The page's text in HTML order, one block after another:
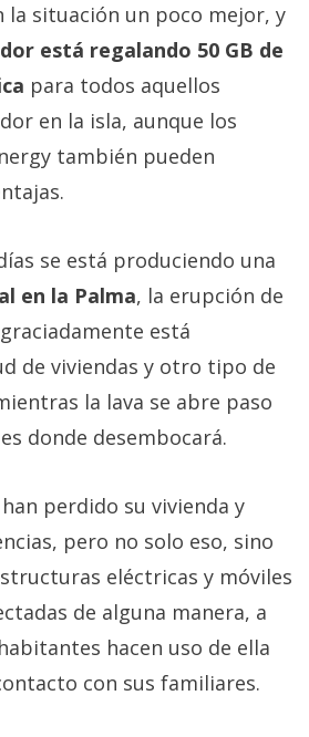
la situación un poco mejor, y
está regalando 50 GB de
para todos aquellos
en la isla, aunque los
también pueden
se está produciendo una
en la Palma, la erupción de
está
de viviendas y otro tipo de
la lava se abre paso
donde desembocará.
perdido su vivienda y
pero no solo eso, sino
eléctricas y móviles
de alguna manera, a
hacen uso de ella
con sus familiares.